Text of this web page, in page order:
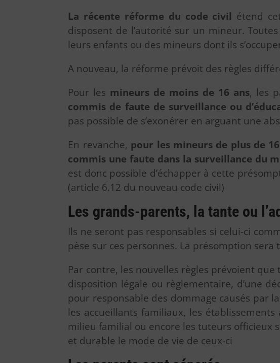
La récente réforme du code civil étend
disposent de l’autorité sur un mineur.
leurs enfants ou des mineurs dont ils
A nouveau, la réforme prévoit des règles
Pour les mineurs de moins de 16 ans, les
commis de faute de surveillance ou
pas possible de s’exonérer en arguant une
En revanche, pour les mineurs de plus de
commis une faute dans la surveillance du
est donc possible d’échapper à cette
(article 6.12 du nouveau code civil)
Les grands-parents, la tante ou
Ils ne seront pas responsables si celui-ci
pèse sur ces personnes. La présomption
Par contre, les nouvelles règles prévoient
disposition légale ou règlementaire, d’une
pour responsable des dommage causés par
les accueillants familiaux, les
milieu familial ou encore les tuteurs officieux
et durable le mode de vie de ceux-ci